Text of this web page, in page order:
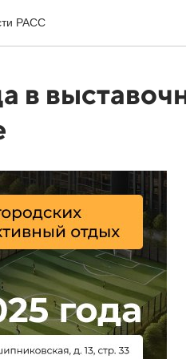
РАСС
в